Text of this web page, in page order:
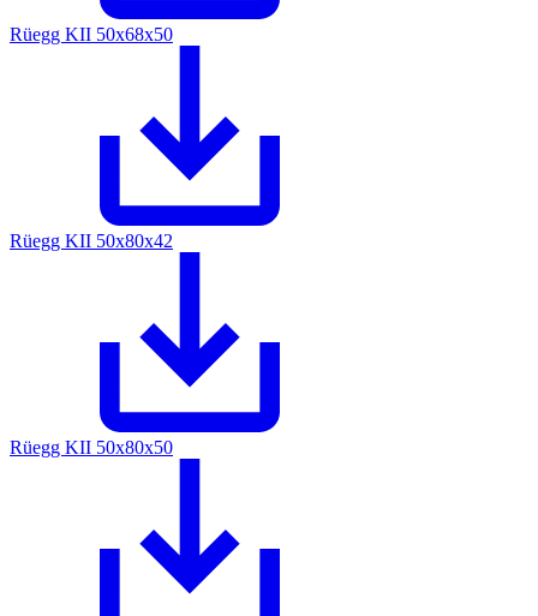
Rüegg KII 50x68x50
Rüegg KII 50x80x42
Rüegg KII 50x80x50